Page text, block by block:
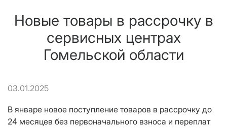
Новые товары в рассрочку в
сервисных центрах
Гомельской области
03.01.2025
В январе новое поступление товаров в рассрочку до
24 месяцев без первоначального взноса и переплат